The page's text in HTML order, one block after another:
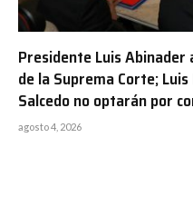
Presidente Luis Abinader
de la Suprema Corte;
Salcedo no optarán por
agosto 4, 2026